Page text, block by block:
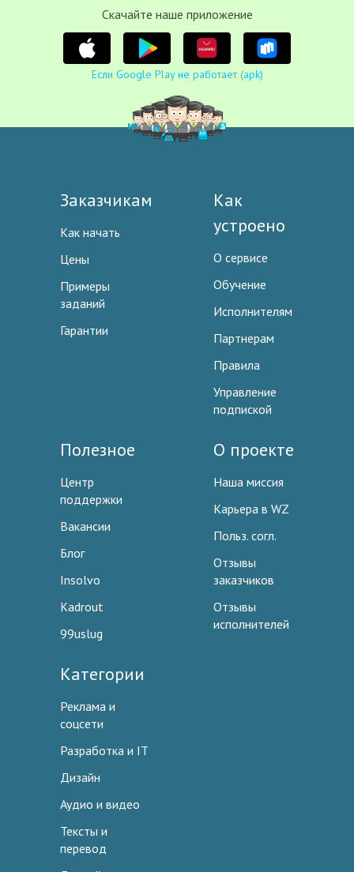
Cкачайте наше приложение
Если Google Play не работает (apk)
Заказчикам
Как начать
Цены
Примеры
заданий
Гарантии
Как
устроено
О сервисе
Обучение
Исполнителям
Партнерам
Правила
Управление
подпиской
Полезное
Центр
поддержки
Вакансии
Блог
Insolvo
Kadrout
99uslug
О проекте
Наша миссия
Карьера в WZ
Польз. согл.
Отзывы
заказчиков
Отзывы
исполнителей
Категории
Реклама и
соцсети
Разработка и IT
Дизайн
Аудио и видео
Тексты и
перевод